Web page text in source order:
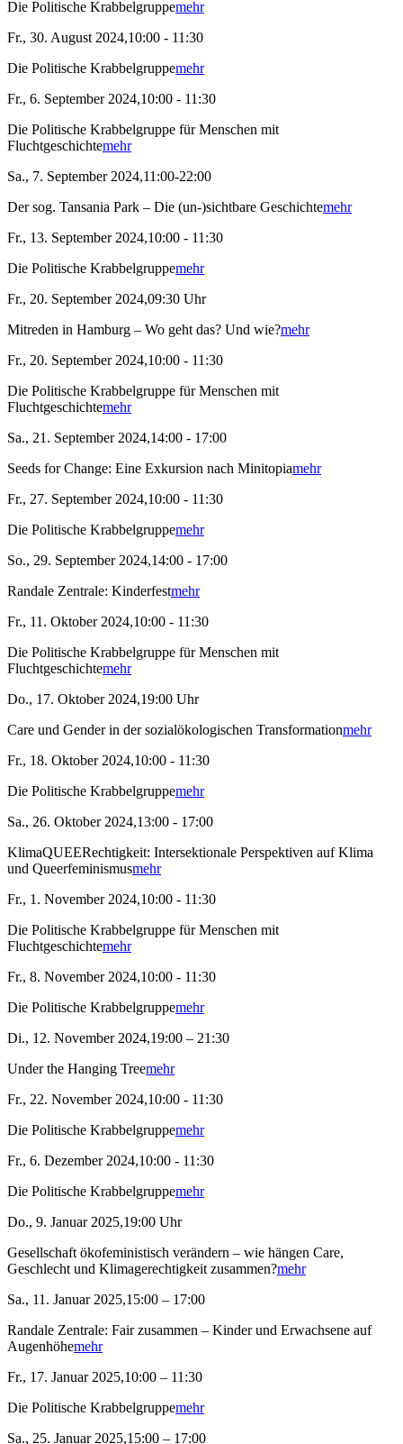
Die Politische Krabbelgruppemehr
Fr., 30. August 2024,10:00 - 11:30
Die Politische Krabbelgruppemehr
Fr., 6. September 2024,10:00 - 11:30
Die Politische Krabbelgruppe für Menschen mit
Fluchtgeschichtemehr
Sa., 7. September 2024,11:00-22:00
Der sog. Tansania Park – Die (un-)sichtbare Geschichtemehr
Fr., 13. September 2024,10:00 - 11:30
Die Politische Krabbelgruppemehr
Fr., 20. September 2024,09:30 Uhr
Mitreden in Hamburg – Wo geht das? Und wie?mehr
Fr., 20. September 2024,10:00 - 11:30
Die Politische Krabbelgruppe für Menschen mit
Fluchtgeschichtemehr
Sa., 21. September 2024,14:00 - 17:00
Seeds for Change: Eine Exkursion nach Minitopiamehr
Fr., 27. September 2024,10:00 - 11:30
Die Politische Krabbelgruppemehr
So., 29. September 2024,14:00 - 17:00
Randale Zentrale: Kinderfestmehr
Fr., 11. Oktober 2024,10:00 - 11:30
Die Politische Krabbelgruppe für Menschen mit
Fluchtgeschichtemehr
Do., 17. Oktober 2024,19:00 Uhr
Care und Gender in der sozialökologischen Transformationmehr
Fr., 18. Oktober 2024,10:00 - 11:30
Die Politische Krabbelgruppemehr
Sa., 26. Oktober 2024,13:00 - 17:00
KlimaQUEERechtigkeit: Intersektionale Perspektiven auf Klima
und Queerfeminismusmehr
Fr., 1. November 2024,10:00 - 11:30
Die Politische Krabbelgruppe für Menschen mit
Fluchtgeschichtemehr
Fr., 8. November 2024,10:00 - 11:30
Die Politische Krabbelgruppemehr
Di., 12. November 2024,19:00 – 21:30
Under the Hanging Treemehr
Fr., 22. November 2024,10:00 - 11:30
Die Politische Krabbelgruppemehr
Fr., 6. Dezember 2024,10:00 - 11:30
Die Politische Krabbelgruppemehr
Do., 9. Januar 2025,19:00 Uhr
Gesellschaft ökofeministisch verändern – wie hängen Care,
Geschlecht und Klimagerechtigkeit zusammen?mehr
Sa., 11. Januar 2025,15:00 – 17:00
Randale Zentrale: Fair zusammen – Kinder und Erwachsene auf
Augenhöhemehr
Fr., 17. Januar 2025,10:00 – 11:30
Die Politische Krabbelgruppemehr
Sa., 25. Januar 2025,15:00 – 17:00